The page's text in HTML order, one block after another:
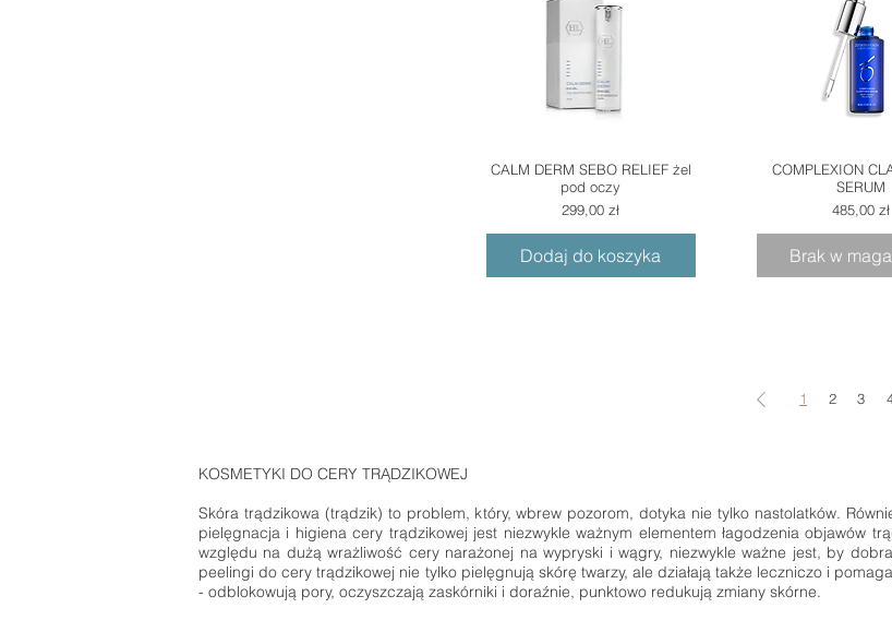
CALM DERM SEBO RELIEF żel
pod oczy
Cena
299,00 zł
Dodaj do koszyka
COMPLEXION
SERUM
Cena
485,00 zł
Brak w
1 2 3
KOSMETYKI DO CERY TRĄDZIKOWEJ
Skóra trądzikowa (trądzik) to problem, który, wbrew pozorom, dotyka nie tylko nastolatków.
pielęgnacja i higiena cery trądzikowej jest niezwykle ważnym elementem łagodzenia objawów
względu na dużą wrażliwość cery narażonej na wypryski i wągry, niezwykle ważne jest, by
peelingi do cery trądzikowej nie tylko pielęgnują skórę twarzy, ale działają także leczniczo i
- odblokowują pory, oczyszczają zaskórniki i doraźnie, punktowo redukują zmiany skórne.